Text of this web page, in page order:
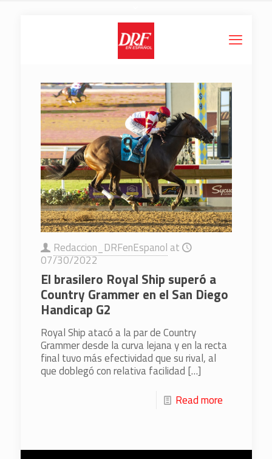
Redaccion_DRFenEspanol at
07/30/2022
El brasilero Royal Ship superó a
Country Grammer en el San Diego
Handicap G2
Royal Ship atacó a la par de Country
Grammer desde la curva lejana y en la recta
final tuvo más efectividad que su rival, al
que doblegó con relativa facilidad […]
Read more